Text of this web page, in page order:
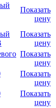
Показать
цену
Показать
цену
Показать
цену
Показать
цену
Показать
цену